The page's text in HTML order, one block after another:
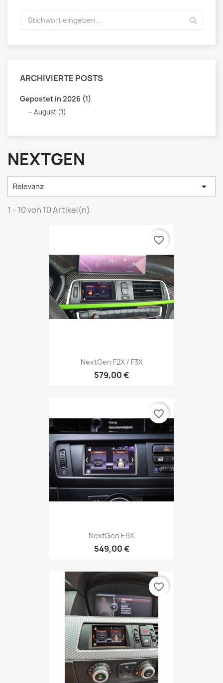
ARCHIVIERTE POSTS
Gepostet in 2026 (1)
August (1)
NEXTGEN
Relevanz 
1 - 10 von 10 Artikel(n)
NextGen F2X / F3X
579,00 €
favorite_border
NextGen E9X
549,00 €
favorite_border
favorite_border